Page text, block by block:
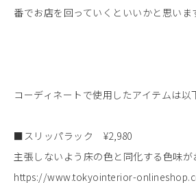
番でお店を回っていくといいかと思いま
コーディネートで使用したアイテムは
■スリッパラック ¥2,980
主張しないよう床の色と同化する色味が
https://www.tokyointerior-